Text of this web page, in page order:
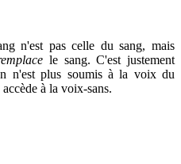
n'est pas celle du sang, mais
le sang. C'est justement
n'est plus soumis à la voix du
à la voix-sans.